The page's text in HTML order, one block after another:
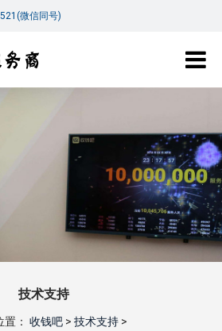
微信同号)
技术支持
置： 收钱吧> 技术支持>